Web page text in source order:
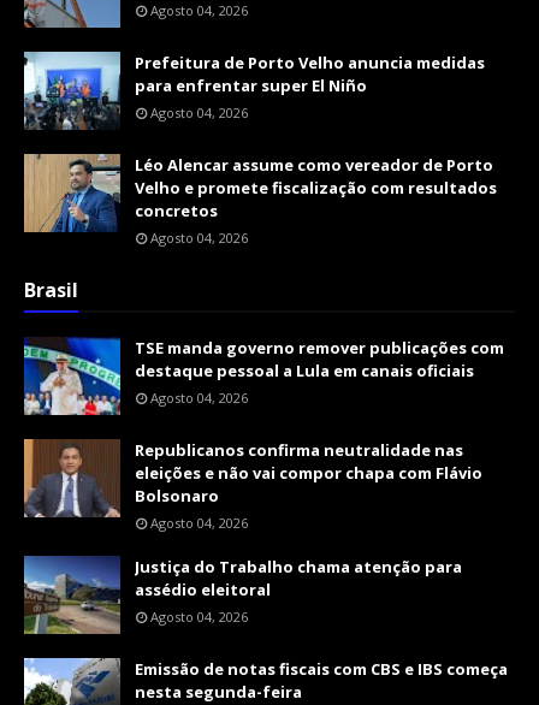
Agosto 04, 2026
Prefeitura de Porto Velho anuncia medidas
para enfrentar super El Niño
Agosto 04, 2026
Léo Alencar assume como vereador de Porto
Velho e promete fiscalização com resultados
concretos
Agosto 04, 2026
Brasil
TSE manda governo remover publicações com
destaque pessoal a Lula em canais oficiais
Agosto 04, 2026
Republicanos confirma neutralidade nas
eleições e não vai compor chapa com Flávio
Bolsonaro
Agosto 04, 2026
Justiça do Trabalho chama atenção para
assédio eleitoral
Agosto 04, 2026
Emissão de notas fiscais com CBS e IBS começa
nesta segunda-feira